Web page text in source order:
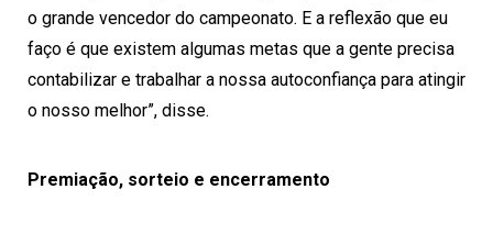
o grande vencedor do campeonato. E a reflexão que eu
faço é que existem algumas metas que a gente precisa
contabilizar e trabalhar a nossa autoconfiança para atingir
o nosso melhor”, disse.
Premiação, sorteio e encerramento